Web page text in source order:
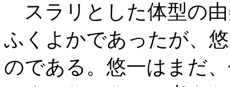
スラリとした体型の
ふくよかであったが、
のである。悠一はまだ